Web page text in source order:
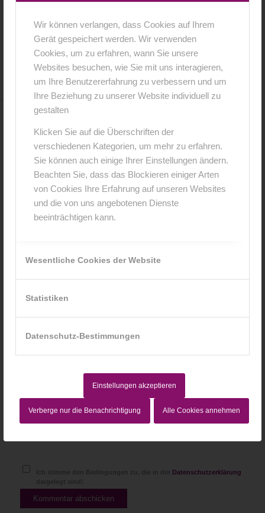
Wir können verlangen, dass Cookies auf Ihrem
Gerät gespeichert werden. Wir verwenden
Cookies, um zu erfahren, wann Sie unsere
Websites besuchen, wie Sie mit uns interagieren,
um Ihre Benutzererfahrung zu verbessern und um
Ihre Beziehung zu unserer Website individuell zu
gestalten
Klicken Sie auf die Überschriften der
verschiedenen Kategorien, um mehr zu erfahren.
Sie können auch einige Ihrer Einstellungen ändern.
Beachten Sie, dass das Blockieren einiger Arten
von Cookies Ihre Erfahrung auf unseren Websites
und die von uns angebotenen Dienste
beeinträchtigen kann.
Wesentliche Cookies der Website
Statistiken
Datenschutz-Bestimmungen
Einstellungen akzeptieren
Verberge nur die Benachrichtigung Alle Cookies annehmen
5. Februar 2015 / 0 Kommentare / vonanja
0
Hinterlasse einen Kommentar
An der Diskussion beteiligen?
Hinterlasse uns deinen Kommentar!
E-Mail-Adresse*
Website
Datenschutzerklärung